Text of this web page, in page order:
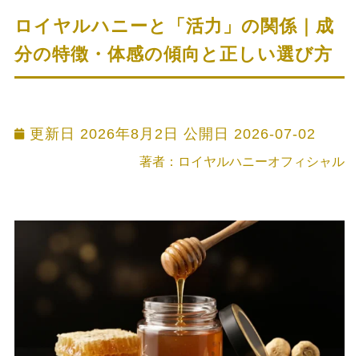
ロイヤルハニーと「活力」の関係｜成
分の特徴・体感の傾向と正しい選び方
更新日 2026年8月2日 公開日 2026-07-02
著者：ロイヤルハニーオフィシャル